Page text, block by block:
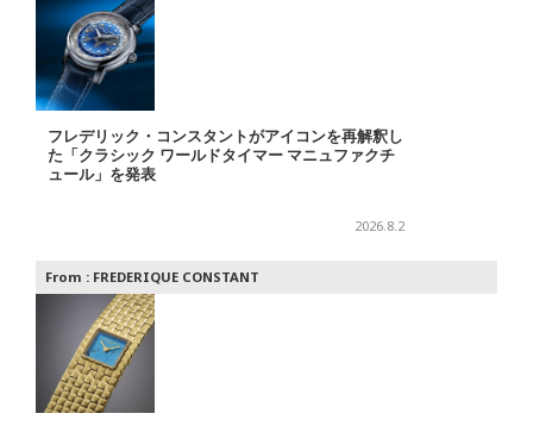
フレデリック・コンスタントがアイコンを再解釈し
た「クラシック ワールドタイマー マニュファクチ
ュール」を発表
2026.8.2
From : FREDERIQUE CONSTANT